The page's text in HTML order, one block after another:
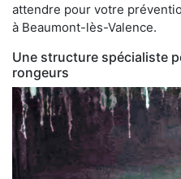
attendre pour votre
à Beaumont-lès-Valence.
Une structure spécialiste
rongeurs